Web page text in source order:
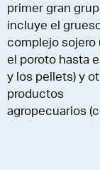
primer gran
incluye el
complejo sojero
el poroto hasta
y los pellets) y
productos
agropecuarios